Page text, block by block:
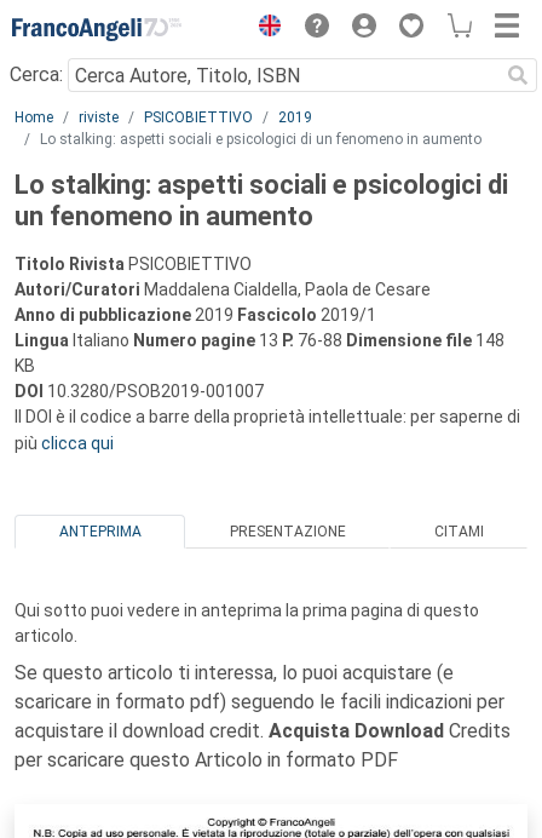
Menu
Cerca:
Main content
Home riviste PSICOBIETTIVO
2019
Lo stalking: aspetti sociali e psicologici di un fenomeno in aumento
Lo stalking: aspetti sociali e psicologici di
un fenomeno in aumento
Titolo Rivista PSICOBIETTIVO
Autori/Curatori Maddalena Cialdella, Paola de Cesare
Anno di pubblicazione 2019 Fascicolo 2019/1
Lingua Italiano Numero pagine 13 P. 76-88 Dimensione file 148
KB
DOI 10.3280/PSOB2019-001007
Il DOI è il codice a barre della proprietà intellettuale: per saperne di
più clicca qui
ANTEPRIMA PRESENTAZIONE CITAMI
Qui sotto puoi vedere in anteprima la prima pagina di questo
articolo.
Se questo articolo ti interessa, lo puoi acquistare (e
scaricare in formato pdf) seguendo le facili indicazioni per
acquistare il download credit. Acquista Download Credits
per scaricare questo Articolo in formato PDF